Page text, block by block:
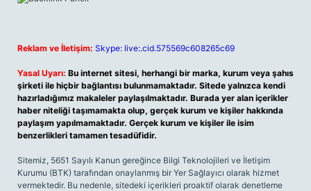
Reklam ve İletişim: Skype: live:.cid.575569c608265c69
Yasal Uyarı: Bu internet sitesi, herhangi bir marka, kurum veya şahıs
şirketi ile hiçbir bağlantısı bulunmamaktadır. Sitede yalnızca kendi
hazırladığımız makaleler paylaşılmaktadır. Burada yer alan içerikler
haber niteliği taşımamakta olup, gerçek kurum ve kişiler hakkında
paylaşım yapılmamaktadır. Gerçek kurum ve kişiler ile isim
benzerlikleri tamamen tesadüfidir.
Sitemiz, 5651 Sayılı Kanun gereğince Bilgi Teknolojileri ve İletişim
Kurumu (BTK) tarafından onaylanmış bir Yer Sağlayıcı olarak hizmet
vermektedir. Bu nedenle, sitedeki içerikleri proaktif olarak denetleme